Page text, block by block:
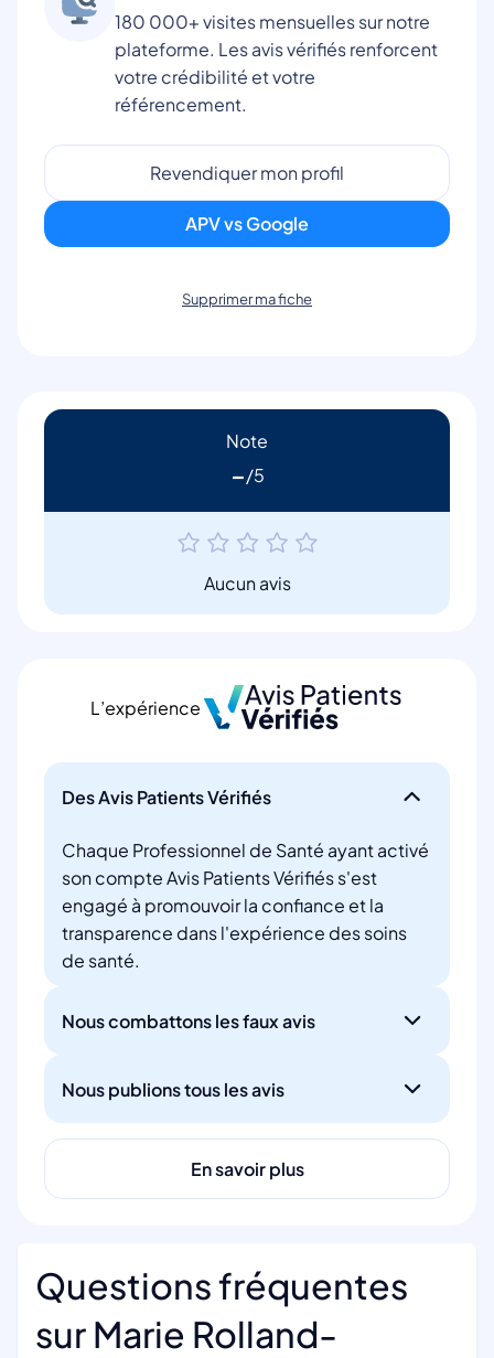
180 000+ visites mensuelles sur notre
plateforme. Les avis vérifiés renforcent
votre crédibilité et votre
référencement.
Revendiquer mon profil
APV vs Google
Supprimer ma fiche
Note
-
Aucun avis
L’expérience
Des Avis Patients Vérifiés
Chaque Professionnel de Santé ayant activé
son compte Avis Patients Vérifiés s'est
engagé à promouvoir la confiance et la
transparence dans l'expérience des soins
de santé.
Nous combattons les faux avis
Nous publions tous les avis
En savoir plus
Questions fréquentes
sur Marie Rolland-